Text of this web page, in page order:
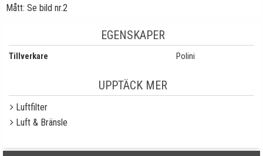
Mått: Se bild nr.2
EGENSKAPER
Tillverkare Polini
UPPTÄCK MER
Luftfilter
Luft & Bränsle